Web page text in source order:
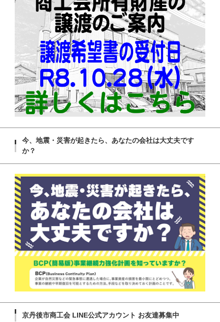
今、地震・災害が起きたら、あなたの会社は大丈夫です
か？
京丹後市商工会 LINE公式アカウント お友達募集中